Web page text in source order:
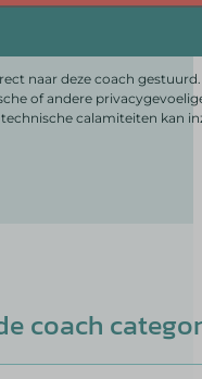
naar deze coach
of andere
calamiteiten kan
coach